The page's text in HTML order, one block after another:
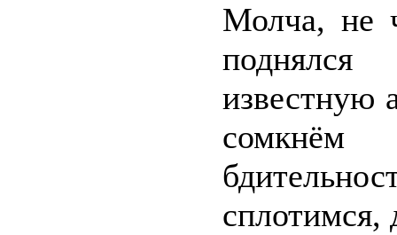
Молча, не
известную